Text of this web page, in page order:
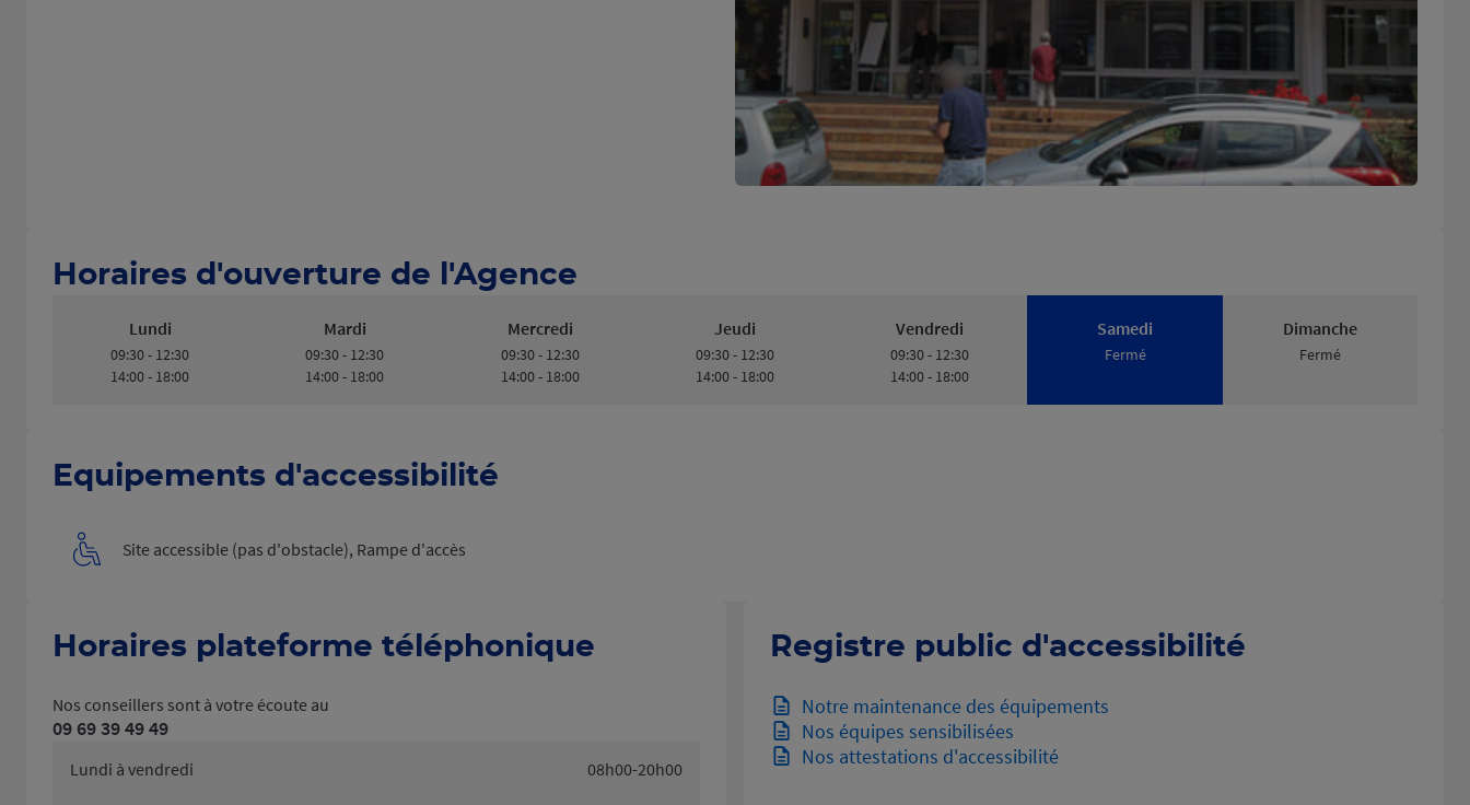
Horaires d'ouverture de l'Agence
Lundi
09:30 - 12:30
14:00 - 18:00
Mardi
09:30 - 12:30
14:00 - 18:00
Mercredi
09:30 - 12:30
14:00 - 18:00
Jeudi
09:30 - 12:30
14:00 - 18:00
Vendredi
09:30 - 12:30
14:00 - 18:00
Samedi
Fermé
Dimanche
Fermé
Equipements d'accessibilité
Site accessible (pas d'obstacle), Rampe d'accès
Horaires plateforme téléphonique
Nos conseillers sont à votre écoute au
09 69 39 49 49
Lundi à vendredi 08h00-20h00
Registre public d'accessibilité
Notre maintenance des équipements
Nos équipes sensibilisées
Nos attestations d'accessibilité